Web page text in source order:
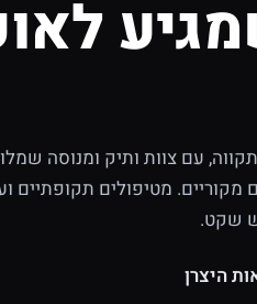
עם צוות ותיק ומנוסה
מטיפולים תקופתיים
שקט.
היצרן